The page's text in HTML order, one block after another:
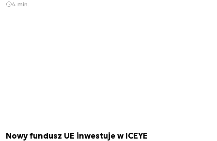
4 min.
Nowy fundusz UE inwestuje w ICEYE